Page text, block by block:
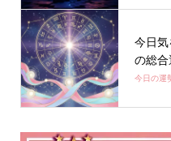
今日気
の総合
今日の運